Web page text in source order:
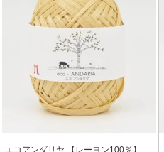
エコアンダリヤ 【レーヨン100％】